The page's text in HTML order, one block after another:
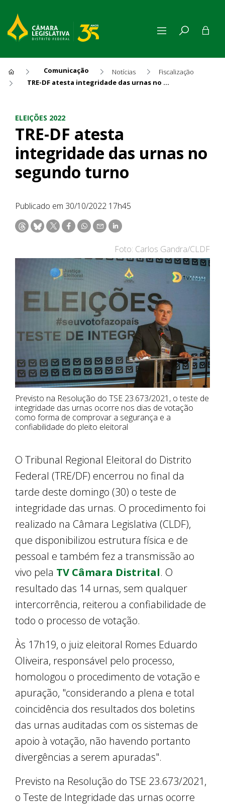
Comunicação Notícias
Fiscalização
TRE-DF atesta integridade das urnas no segundo turno
ELEIÇÕES 2022
TRE-DF atesta
integridade das urnas no
segundo turno
Publicado em 30/10/2022 17h45
Foto: Carlos Gandra/CLDF
Previsto na Resolução do TSE 23.673/2021, o teste de
integridade das urnas ocorre nos dias de votação
como forma de comprovar a segurança e a
confiabilidade do pleito eleitoral
O Tribunal Regional Eleitoral do Distrito
Federal (TRE/DF) encerrou no final da
tarde deste domingo (30) o teste de
integridade das urnas. O procedimento foi
realizado na Câmara Legislativa (CLDF),
que disponibilizou estrutura física e de
pessoal e também fez a transmissão ao
vivo pela TV Câmara Distrital. O
resultado das 14 urnas, sem qualquer
intercorrência, reiterou a confiabilidade de
todo o processo de votação.
Às 17h19, o juiz eleitoral Romes Eduardo
Oliveira, responsável pelo processo,
homologou o procedimento de votação e
apuração, "considerando a plena e total
coincidência dos resultados dos boletins
das urnas auditadas com os sistemas de
apoio à votação, não havendo portanto
divergências a serem apuradas".
Previsto na Resolução do TSE 23.673/2021,
o Teste de Integridade das urnas ocorre